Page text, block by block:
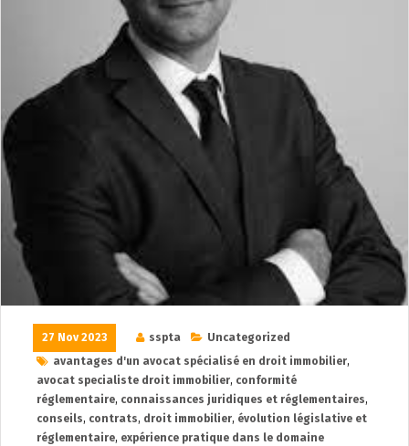
27 Nov 2023 sspta
Uncategorized
avantages d'un avocat spécialisé en droit immobilier,
avocat specialiste droit immobilier, conformité
réglementaire, connaissances juridiques et réglementaires,
conseils, contrats, droit immobilier, évolution législative et
réglementaire, expérience pratique dans le domaine